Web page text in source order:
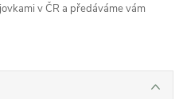
v ČR a předáváme vám